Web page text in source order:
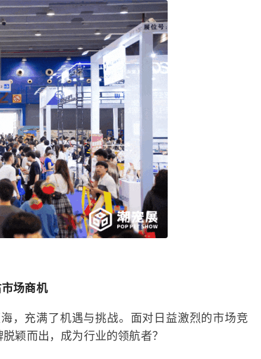
场商机
，充满了机遇与挑战。面对日益激烈的市场竞
颖而出，成为行业的领航者？